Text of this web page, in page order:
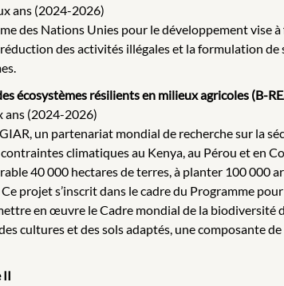
ans (2024-2026)
des Nations Unies pour le développement vise
des activités illégales et la formulation
écosystèmes résilients en milieux agricoles (B-
ans (2024-2026)
un partenariat mondial de recherche sur la
climatiques au Kenya, au Pérou et en
40 000 hectares de terres, à planter 100 000
projet s’inscrit dans le cadre du Programme
en œuvre le Cadre mondial de la
cultures et des sols adaptés, une composante
II